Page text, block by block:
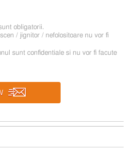
obligatorii.
/ jignitor / nefolositoare nu vor fi
sunt confidentiale si nu vor fi facute